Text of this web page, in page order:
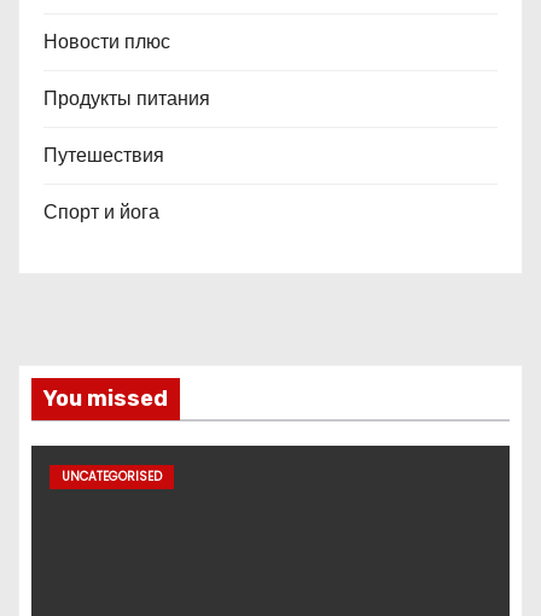
Новости плюс
Продукты питания
Путешествия
Спорт и йога
You missed
UNCATEGORISED